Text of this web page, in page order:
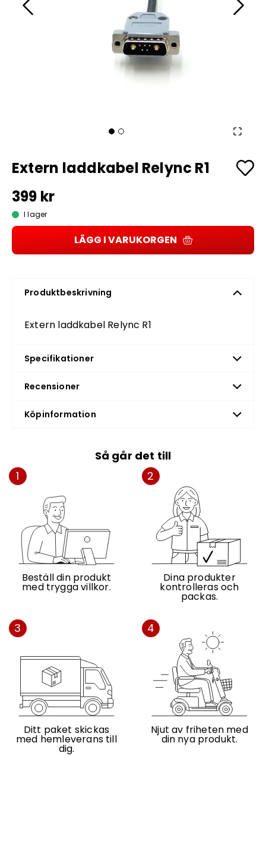
Extern laddkabel Relync R1
399 kr
I lager
LÄGG I VARUKORGEN
Produktbeskrivning
Extern laddkabel Relync R1
Specifikationer
Recensioner
Köpinformation
Så går det till
1
Beställ din produkt
med trygga villkor.
2
Dina produkter
kontrolleras och
packas.
3
Ditt paket skickas
med hemleverans till
dig.
4
Njut av friheten med
din nya produkt.